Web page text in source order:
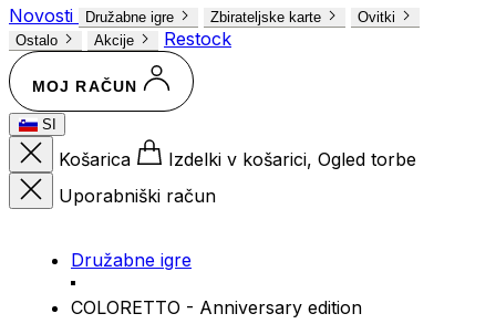
Novosti
Družabne igre Zbirateljske karte
Ovitki
Ostalo
Akcije Restock
MOJ RAČUN
SI
Košarica
Izdelki v košarici, Ogled torbe
Uporabniški račun
Družabne igre
COLORETTO - Anniversary edition